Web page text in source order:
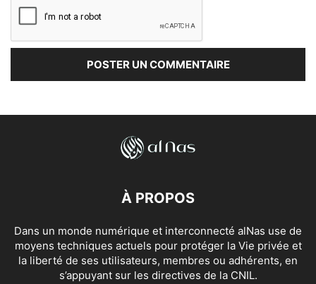
À PROPOS
Dans un monde numérique et interconnecté alNas use de
moyens techniques actuels pour protéger la Vie privée et
la liberté de ses utilisateurs, membres ou adhérents, en
s’appuyant sur les directives de la CNIL.